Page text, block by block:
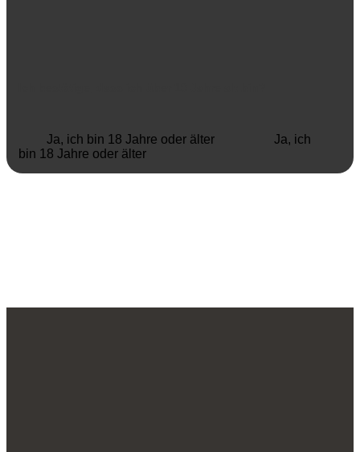
Ja, ich bin 18 Jahre oder älter
Ja, ich
bin 18 Jahre oder älter